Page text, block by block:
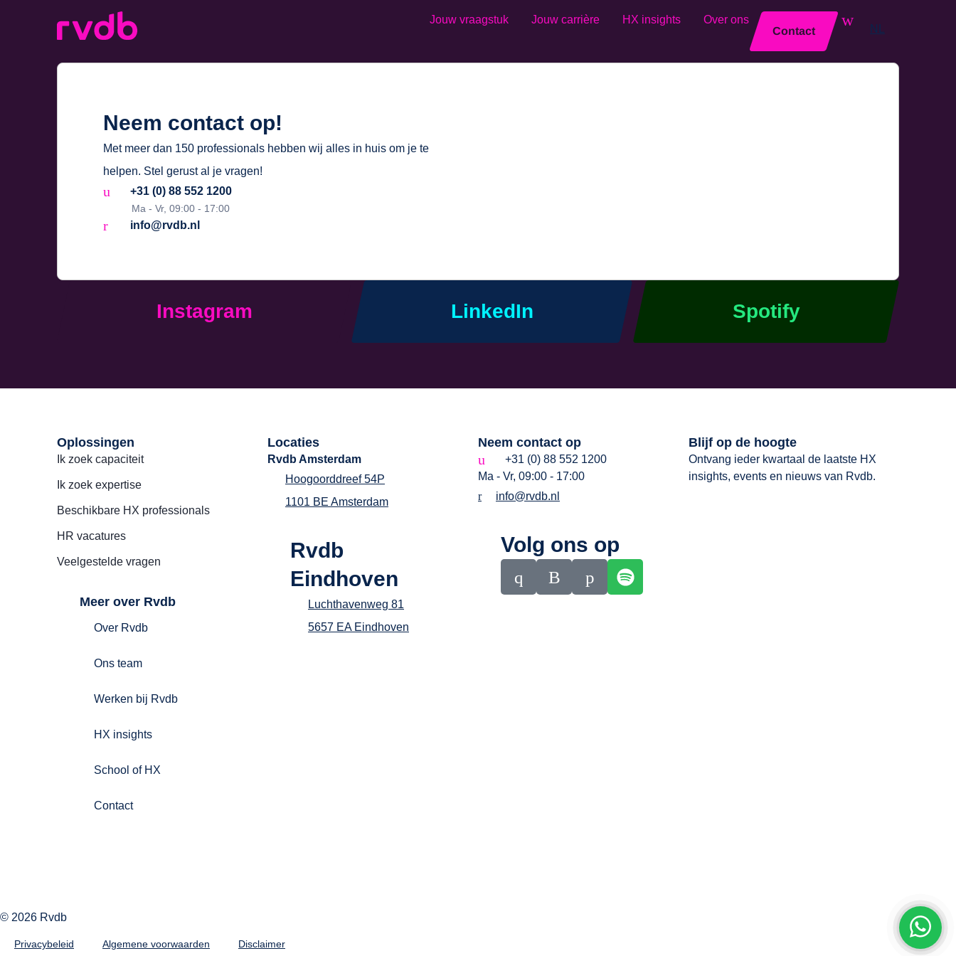
Sluiten
Jouw vraagstuk Jouw carrière HX insights
Over ons
Contact
NL
Neem contact op!
Met meer dan 150 professionals hebben wij alles in huis om je te
helpen. Stel gerust al je vragen!
+31 (0) 88 552 1200
Ma - Vr, 09:00 - 17:00
info@rvdb.nl
Instagram LinkedIn Spotify
Oplossingen
Ik zoek capaciteit
Ik zoek expertise
Beschikbare HX professionals
HR vacatures
Veelgestelde vragen
Meer over Rvdb
Over Rvdb
Ons team
Werken bij Rvdb
HX insights
School of HX
Contact
Locaties
Rvdb Amsterdam
Hoogoorddreef 54P
1101 BE Amsterdam
Rvdb
Eindhoven
Luchthavenweg 81
5657 EA Eindhoven
Neem contact op
+31 (0) 88 552 1200
Ma - Vr, 09:00 - 17:00
info@rvdb.nl
Volg ons op
Blijf op de hoogte
Ontvang ieder kwartaal de laatste HX
insights, events en nieuws van Rvdb.
© 2026 Rvdb
Privacybeleid Algemene voorwaarden Disclaimer